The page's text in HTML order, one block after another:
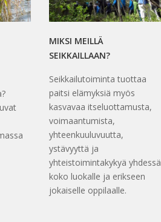
MIKSI MEILLÄ
SEIKKAILLAAN?
Seikkailutoiminta tuottaa
paitsi elämyksiä myös
kasvavaa itseluottamusta,
voimaantumista,
yhteenkuuluvuutta,
ystävyyttä ja
yhteistoimintakykyä yhdessä
koko luokalle ja erikseen
jokaiselle oppilaalle.